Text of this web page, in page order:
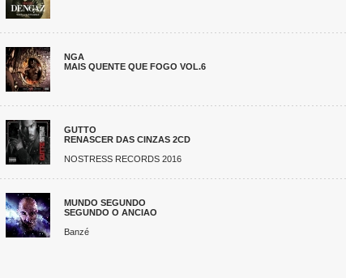
NGA
MAIS QUENTE QUE FOGO VOL.6
GUTTO
RENASCER DAS CINZAS 2CD
NOSTRESS RECORDS 2016
MUNDO SEGUNDO
SEGUNDO O ANCIAO
Banzé